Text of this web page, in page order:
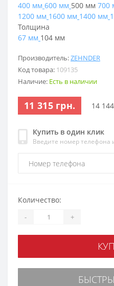
Производитель:ZEHNDER
Код товара: 109135
Наличие: Есть в наличии
11 315 грн. 14
Купить в один клик
Введите номер телефона
400 мм 600 мм 500 мм 700
1200 мм 1600 мм 1400 мм
Толщина
67 мм 104 мм
Количество:
- +